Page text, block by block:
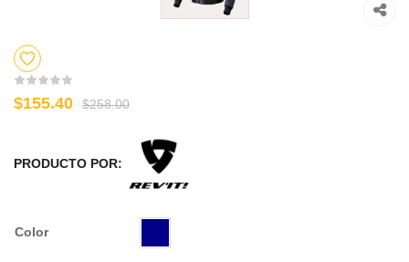
$258.00
$155.40
PRODUCTO POR:
Color